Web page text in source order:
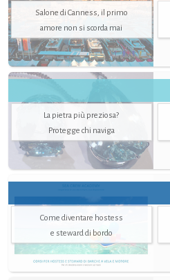
Salone di Canness, il primo
amore non si scorda mai
La pietra più preziosa?
Protegge chi naviga
Come diventare hostess
e steward di bordo